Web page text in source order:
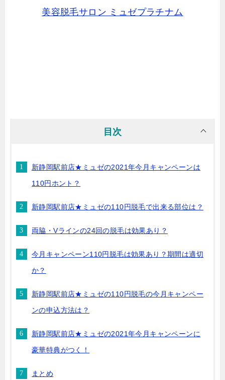
美容脱毛サロン ミュゼプラチナム
目次
新静岡駅前店★ミュゼの2021年今月キャンペーンは
110円ホント？
新静岡駅前店★ミュゼの110円脱毛で出来る部位は？
両脇・Vラインの24回の脱毛は効果あり？
今月キャンペーン110円脱毛は効果あり？期間は適切
か？
新静岡駅前店★ミュゼの110円脱毛の今月キャンペー
ンの申込方法は？
新静岡駅前店★ミュゼの2021年今月キャンペーンに
豪華特典がつく！
まとめ